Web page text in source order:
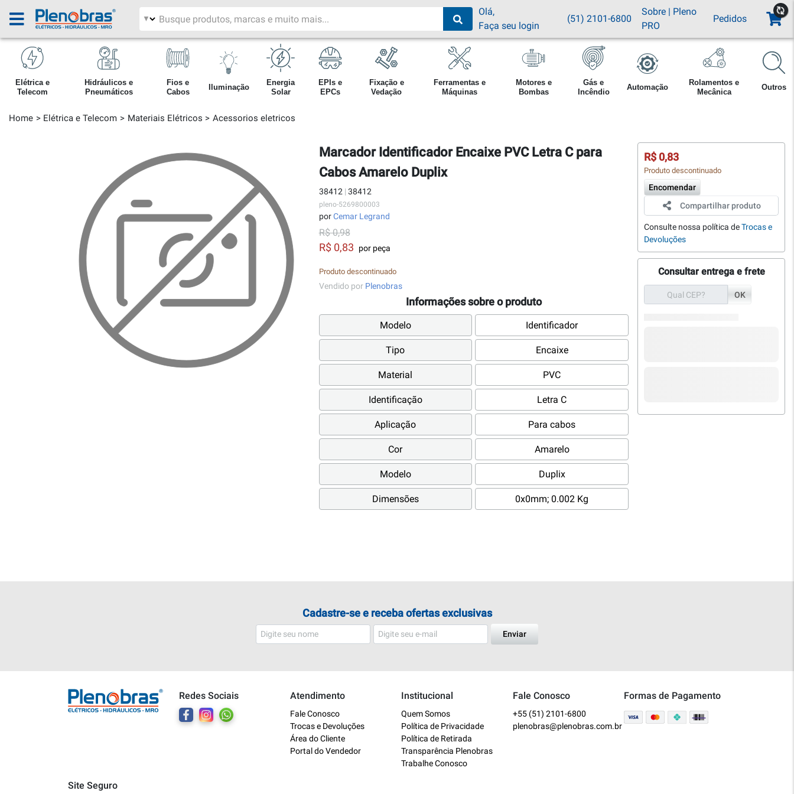
Filtrar por área
Pesquisar produtos
Olá,
Faça seu login
(51) 2101-6800
Sobre| Pleno
PRO
Pedidos
Elétrica e
Telecom
Hidráulicos e
Pneumáticos
Fios e
Cabos
Iluminação
Energia
Solar
EPIs e
EPCs
Fixação e
Vedação
Ferramentas e
Máquinas
Motores e
Bombas
Gás e
Incêndio
Automação
Rolamentos e
Mecânica
Outros
Home Elétrica e Telecom Materiais Elétricos Acessorios eletricos
Marcador Identificador Encaixe PVC Letra C para
Cabos Amarelo Duplix
38412 | 38412
pleno-5269800003
porCemar Legrand
R$ 0,98
R$ 0,83 por peça
Produto descontinuado
Vendido por Plenobras
Informações sobre o produto
Modelo Identificador
Tipo Encaixe
Material PVC
Identificação Letra C
Aplicação Para cabos
Cor Amarelo
Modelo Duplix
Dimensões 0x0mm; 0.002 Kg
R$ 0,83
Produto descontinuado
Encomendar
Compartilhar produto
Consulte nossa política deTrocas e
Devoluções
Consultar entrega e frete
OK
Cadastre-se e receba ofertas exclusivas
Enviar
Redes Sociais Atendimento
Fale Conosco
Trocas e Devoluções
Área do Cliente
Portal do Vendedor
Institucional
Quem Somos
Política de Privacidade
Política de Retirada
Transparência Plenobras
Trabalhe Conosco
Fale Conosco
+55 (51) 2101-6800
plenobras@plenobras.com.br
Formas de Pagamento
Site Seguro
Bem vindo a Plenobras! Aqui você
encontra toda a linha de materiais
Dúvidas técnicas sobre produtos